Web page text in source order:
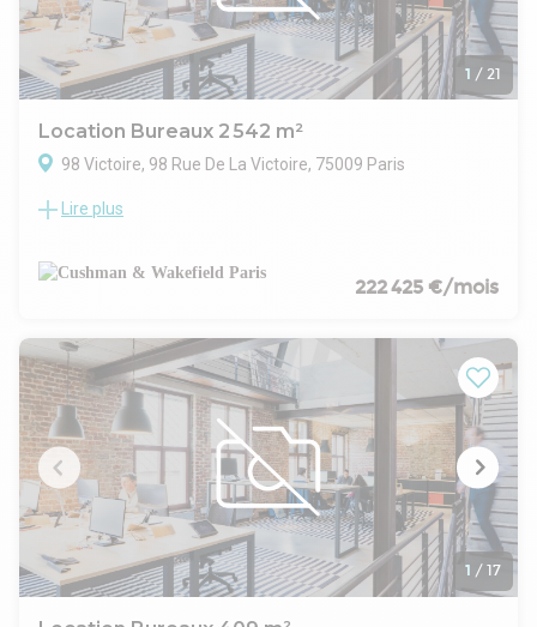
bien-être, est climatisé et utilise la géothermie, répondant au
Décret tertiaire 2040. Certifié BREEAM Niveau EXCELLENT,
WELL niveau GOLD et Wiredscore niveau GOLD, cet espace
est une adresse de choix pour les entreprises visionnaires.
1 / 21
Location Bureaux 2 542 m²
98 Victoire, 98 Rue De La Victoire, 75009 Paris
Le 98 Victoire allie l'élégance de son architecture à la qualité
végétalisé, espaces de convivialité, plateaux de bureaux
généreux et modulables, jardins et toitures terrasses comme
Le projet de restructuration et d'extension
du 98 Victoire s'inscrit dans une démarche
raisonnée de conservation, de valorisation et de réversibilité
du bâti et de ses usages.
L'intervention se fait majoritairement dans
l'existant, et la complète d'une extension pour y intégrer un
programme de bureaux qui offre des espaces de convivialité
et des espaces extérieurs qualitatifs.
Cet immeuble de bureaux se situe à proximité immédiate
des transports en communs :
4 minutes à pieds des Métros 3 et 9.
5 minutes à pieds de la Gare Saint Lazare .
Lire plus
222 425 €/mois
1 / 17